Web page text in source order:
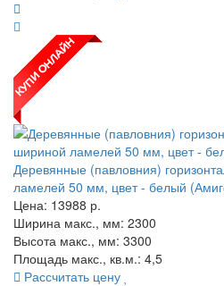
Деревянные (павловния)
ламелей 50 мм, цвет - белый
Цена: 13988 р.
Ширина макс., мм: 2300
Высота макс., мм: 3300
Площадь макс., кв.м.: 4,5
Рассчитать цену